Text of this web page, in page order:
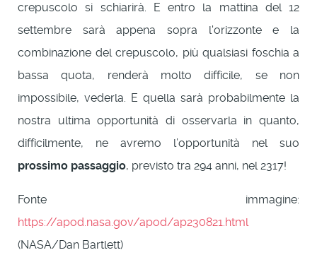
crepuscolo si schiarirà. E entro la mattina del 12
settembre sarà appena sopra l'orizzonte e la
combinazione del crepuscolo, più qualsiasi foschia a
bassa quota, renderà molto difficile, se non
impossibile, vederla. E quella sarà probabilmente la
nostra ultima opportunità di osservarla in quanto,
difficilmente, ne avremo l’opportunità nel suo
prossimo passaggio, previsto tra 294 anni, nel 2317!
Fonte immagine:
https://apod.nasa.gov/apod/ap230821.html
(NASA/Dan Bartlett)